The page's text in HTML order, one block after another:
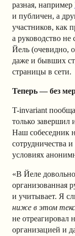
разная, например
и публичен, а
участников, как
а руководство
Йель (очевидно,
даже и бывших
страницы в сети.
Теперь — без
T-invariant
только завершил
Наш собеседник
сотрудничества
условиях
«В Йеле
организованная
и учитывает. Я
ниже в этом
не отреагировал
организацией и